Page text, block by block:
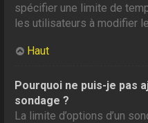
spécifier une limite de
les utilisateurs à modifier
Haut
Pourquoi ne puis-je pas
sondage ?
La limite d’options d’un